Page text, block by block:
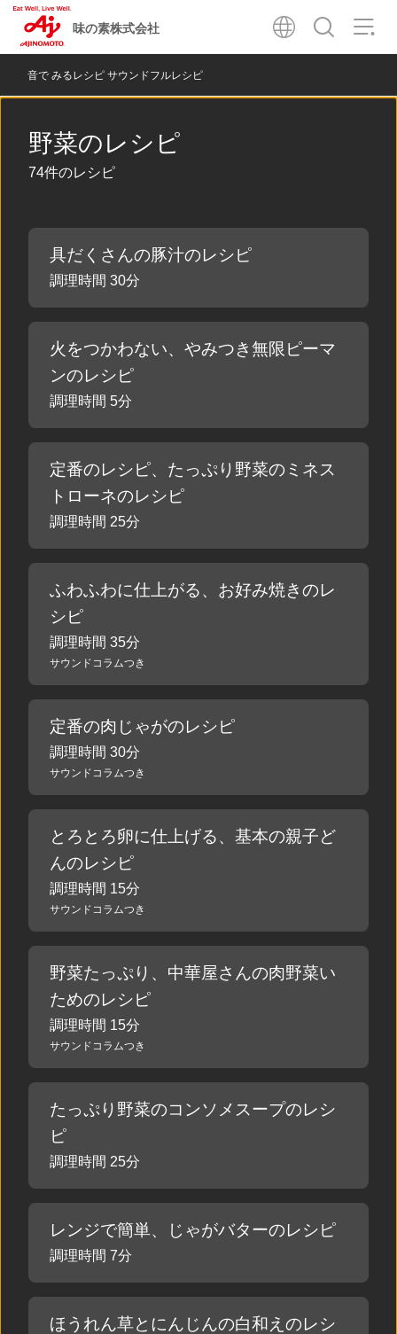
味の素株式会社
音で みるレシピ サウンドフルレシピ
野菜のレシピ
74件のレシピ
具だくさんの豚汁のレシピ
調理時間 30分
火をつかわない、やみつき無限ピーマ
ンのレシピ
調理時間 5分
定番のレシピ、たっぷり野菜のミネス
トローネのレシピ
調理時間 25分
ふわふわに仕上がる、お好み焼きのレ
シピ
調理時間 35分
サウンドコラムつき
定番の肉じゃがのレシピ
調理時間 30分
サウンドコラムつき
とろとろ卵に仕上げる、基本の親子ど
んのレシピ
調理時間 15分
サウンドコラムつき
野菜たっぷり、中華屋さんの肉野菜い
ためのレシピ
調理時間 15分
サウンドコラムつき
たっぷり野菜のコンソメスープのレシ
ピ
調理時間 25分
レンジで簡単、じゃがバターのレシピ
調理時間 7分
ほうれん草とにんじんの白和えのレシ